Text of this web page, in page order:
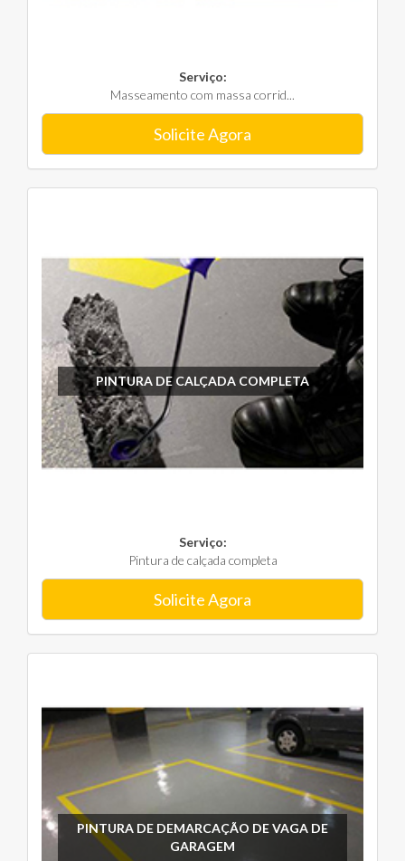
Serviço:
Masseamento com massa corrid...
Solicite Agora
PINTURA DE CALÇADA COMPLETA
Serviço:
Pintura de calçada completa
Solicite Agora
PINTURA DE DEMARCAÇÃO DE VAGA DE
GARAGEM